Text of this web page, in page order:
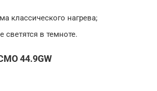
классического нагрева;
светятся в темноте.
44.9GW